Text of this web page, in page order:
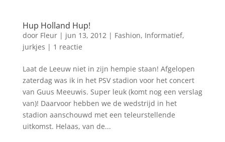
Hup Holland Hup!
door Fleur| jun 13, 2012| Fashion, Informatief,
jurkjes | 1 reactie
Laat de Leeuw niet in zijn hempie staan! Afgelopen
zaterdag was ik in het PSV stadion voor het concert
van Guus Meeuwis. Super leuk (komt nog een verslag
van)! Daarvoor hebben we de wedstrijd in het
stadion aanschouwd met een teleurstellende
uitkomst. Helaas, van de...